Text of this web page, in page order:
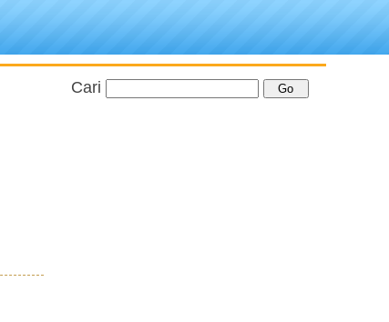
Cari